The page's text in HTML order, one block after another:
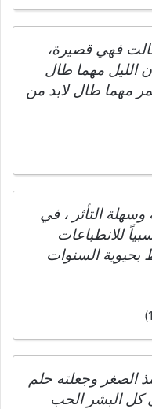
طالت فهي قصيرة،
الليل مهما طال
مهما طال لابد من
التأثر ، في
للانطباعات
بحيوية السنوات
الصغر وجعلته حلم
كل البشر الحب